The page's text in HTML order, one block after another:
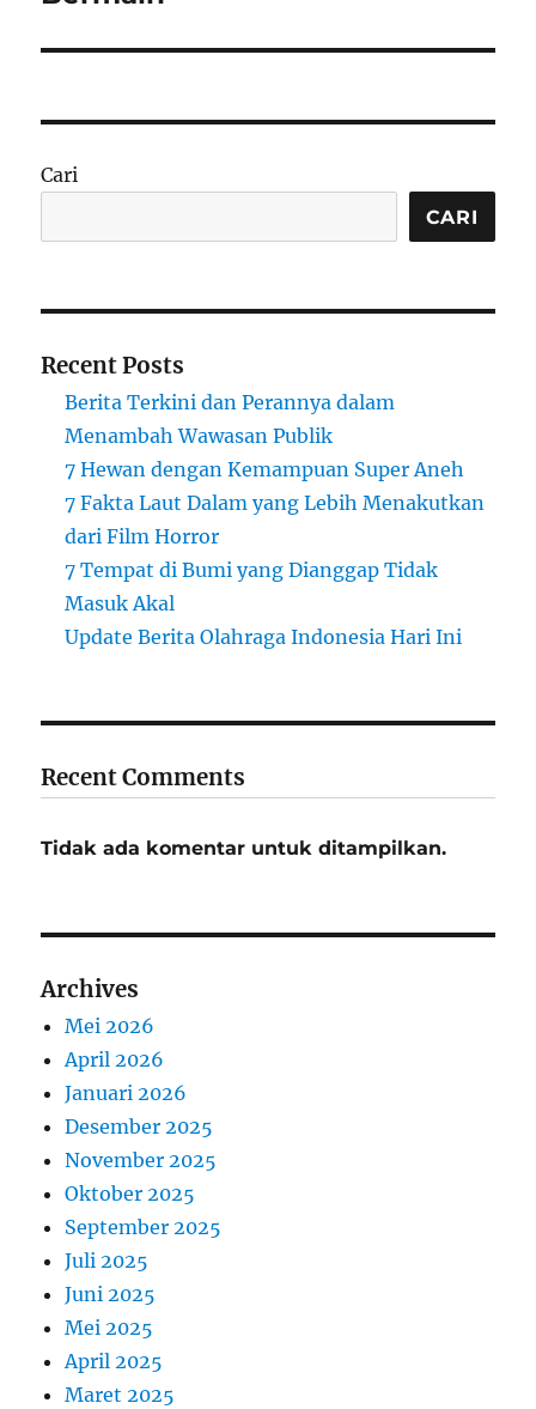
Cari
CARI
Recent Posts
Berita Terkini dan Perannya dalam
Menambah Wawasan Publik
7 Hewan dengan Kemampuan Super Aneh
7 Fakta Laut Dalam yang Lebih Menakutkan
dari Film Horror
7 Tempat di Bumi yang Dianggap Tidak
Masuk Akal
Update Berita Olahraga Indonesia Hari Ini
Recent Comments
Tidak ada komentar untuk ditampilkan.
Archives
Mei 2026
April 2026
Januari 2026
Desember 2025
November 2025
Oktober 2025
September 2025
Juli 2025
Juni 2025
Mei 2025
April 2025
Maret 2025